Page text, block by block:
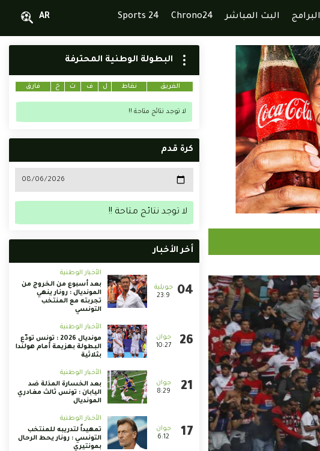
البرامج البث المباشر Chrono24
Sports 24
AR
البطولة الوطنية المحترفة
الفريق نقاط ل ف ت خ فارق
لا توجد نتائج متاحة !!
كرة قدم
لا توجد نتائج متاحة !!
أخر الأخبار
23:9
الأخبار الوطنية
بعد أسبوع من الخروج من
المونديال : رونار ينهي
تجربته مع المنتخب
التونسي
10:27
الأخبار الوطنية
مونديال 2026 : تونس تودّع
البطولة بهزيمة أمام هولندا
بثلاثية
8:29
الأخبار الوطنية
بعد الخسارة المذلة ضد
اليابان : تونس ثالث مغادري
المونديال
6:12
الأخبار الوطنية
تمهيداً لتدريبه للمنتخب
التونسي : رونار يحط الرحال
بمونتيري